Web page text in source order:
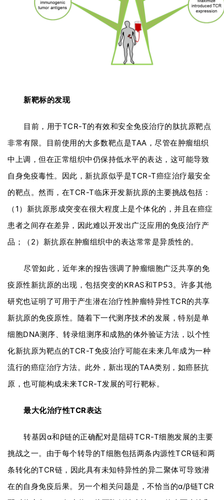
新靶标的发现
目前，用于TCR-T的有效和安全免疫治疗的肽抗原靶点
非常有限。目前使用的大多数靶点是TAA，尽管在肿瘤组织
中上调，但在正常组织中仍保持低水平的表达，这可能导致
自身免疫毒性。因此，新抗原似乎是TCR-T癌症治疗最安全
的靶点。然而，在TCR-T临床开发新抗原的主要挑战包括：
（1）新抗原形成突变在很大程度上是个体化的，并且在癌症
患者之间存在差异，因此难以开发出广泛应用的免疫治疗产
品；（2）新抗原在肿瘤组织中的表达常常是异质性的。
尽管如此，近年来的报告强调了肿瘤细胞广泛共享的免
疫原性新抗原的出现，包括突变的KRAS和TP53。许多其他
研究也证明了可用于产生潜在治疗性肿瘤特异性TCR的共享
新抗原的免疫原性。随着下一代测序技术的发展，特别是单
细胞DNA测序、转录组测序和成熟的体外验证方法，以个性
化新抗原为靶点的TCR-T免疫治疗可能在未来几年成为一种
流行的癌症治疗方法。此外，新出现的TAA类别，如癌胚抗
原，也可能构成未来TCR-T发展的可行靶标。
最大化治疗性TCR表达
转基因α和β链的正确配对是阻碍TCR-T细胞发展的主要
挑战之一。由于每个转导的T细胞包括两条内源性TCR链和两
条转化的TCR链，因此具有未知特异性的异二聚体可导致潜
在的自身免疫后果。另一个相关问题是，不恰当的α/β链TCR